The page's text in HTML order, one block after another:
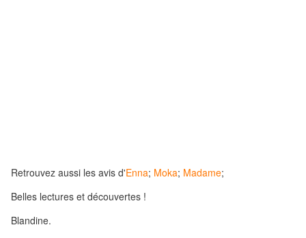
Retrouvez aussi les avis d'Enna; Moka; Madame;
Belles lectures et découvertes !
Blandine.